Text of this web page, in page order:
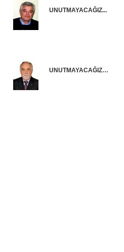
UNUTMAYACAĞIZ...
UNUTMAYACAĞIZ…